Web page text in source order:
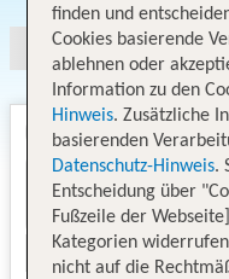
finden und
Cookies basierende
ablehnen oder
Information zu den
Hinweis. Zusätzliche
basierenden
Datenschutz-Hinweis.
Entscheidung über
Fußzeile der
Kategorien
nicht auf die